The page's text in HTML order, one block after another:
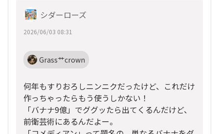
シダーローズ
2026/06/03 08:31
Grass艹crown
何年もすりおろしニンニクだったけど、これだけ
作っちゃったらもう使うしかない！
「バナナ9億」でググッたら出てくるんだけど、
前衛芸術にあるんだよー。